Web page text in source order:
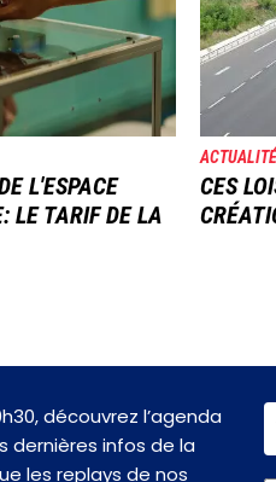
L'ESPACE
LE TARIF DE LA
ACTUALITÉ
CES
découvrez l’agenda
dernières infos de la
les replays de nos